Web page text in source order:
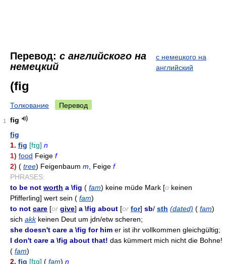
Перевод: с английского на
немецкий
с немецкого на
английский
(fig
Толкование Перевод
1
fig
fig
1. fig [fɪg] n
1) food Feige f
2) ( tree) Feigenbaum m , Feige f
PHRASES:
to be not worth a \fig ( fam) keine müde Mark [o keinen
Pfifferling] wert sein ( fam)
to not care [or give] a \fig about [or for] sb/ sth (dated) ( fam)
sich akkkeinen Deut um jdn/etw scheren;
she doesn't care a \fig for him er ist ihr vollkommen gleichgültig;
I don't care a \fig about that! das kümmert mich nicht die Bohne!
( fam)
2. fig [fɪg] ( fam) n